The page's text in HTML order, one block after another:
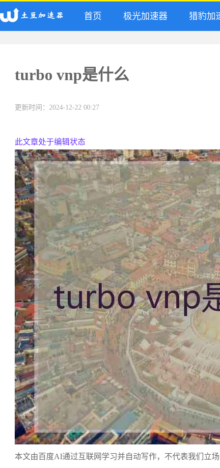
首页 极光加速器 猎豹加
turbo vnp是什么
更新时间：2024-12-22 00:27
此文章处于编辑状态
本文由百度AI通过互联网学习并自动写作，不代表我们立